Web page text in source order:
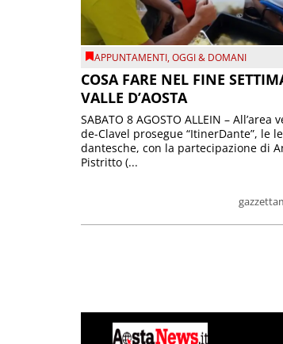
APPUNTAMENTI,OGGI & DOMANI
COSA FARE NEL FINE
VALLE D’AOSTA
SABATO 8 AGOSTO ALLEIN – All’area
de-Clavel prosegue “ItinerDante”, le
dantesche, con la partecipazione di
Pistritto (...